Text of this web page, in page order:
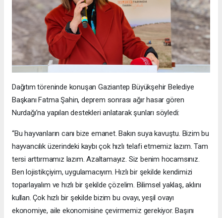
Dağıtım töreninde konuşan Gaziantep Büyükşehir Belediye
Başkanı Fatma Şahin, deprem sonrası ağır hasar gören
Nurdağı’na yapılan destekleri anlatarak şunları söyledi:
“Bu hayvanların canı bize emanet. Bakın suya kavuştu. Bizim bu
hayvancılık üzerindeki kaybı çok hızlı telafi etmemiz lazım. Tam
tersi arttırmamız lazım. Azaltamayız. Siz benim hocamsınız.
Ben lojistikçiyim, uygulamacıyım. Hızlı bir şekilde kendimizi
toparlayalım ve hızlı bir şekilde çözelim. Bilimsel yaklaş, aklını
kullan. Çok hızlı bir şekilde bizim bu ovayı, yeşil ovayı
ekonomiye, aile ekonomisine çevirmemiz gerekiyor. Başını